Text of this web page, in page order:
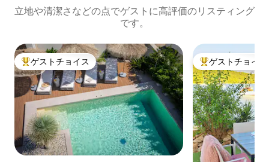
立地や清潔さなどの点でゲストに高評価のリスティング
です。
大好評のゲストチョイスです。
ゲストチョイス 大好評のゲスト
ゲストチョイス